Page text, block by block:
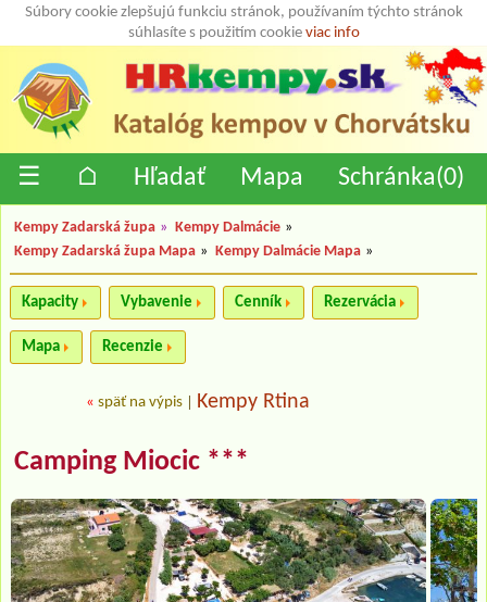
Súbory cookie zlepšujú funkciu stránok, používaním týchto stránok
súhlasíte s použitím cookie viac info
☰ ⌂ Hľadať Mapa Schránka(0)
Kempy Zadarská župa » Kempy Dalmácie »
Kempy Zadarská župa Mapa » Kempy Dalmácie Mapa »
Kapacity Vybavenie Cenník Rezervácia
Mapa Recenzie
« späť na výpis Kempy Rtina
Camping Miocic ***